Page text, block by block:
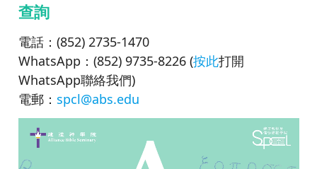
查詢
電話：(852) 2735-1470
WhatsApp：(852) 9735-8226 (按此打開
WhatsApp聯絡我們)
電郵： spcl@abs.edu